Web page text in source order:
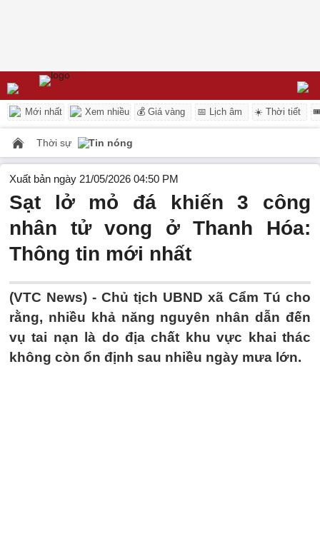
Mới nhất Xem nhiều 💰 Giá vàng 📅 Lịch âm ☀️ Thời tiết
Thời sự Tin nóng
Xuất bản ngày 21/05/2026 04:50 PM
Sạt lở mỏ đá khiến 3 công
nhân tử vong ở Thanh Hóa:
Thông tin mới nhất
(VTC News) - Chủ tịch UBND xã Cẩm Tú cho
rằng, nhiều khả năng nguyên nhân dẫn đến
vụ tai nạn là do địa chất khu vực khai thác
không còn ổn định sau nhiều ngày mưa lớn.